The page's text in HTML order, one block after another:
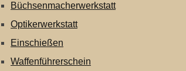
Büchsenmacherwerkstatt
Optikerwerkstatt
Einschießen
Waffenführerschein